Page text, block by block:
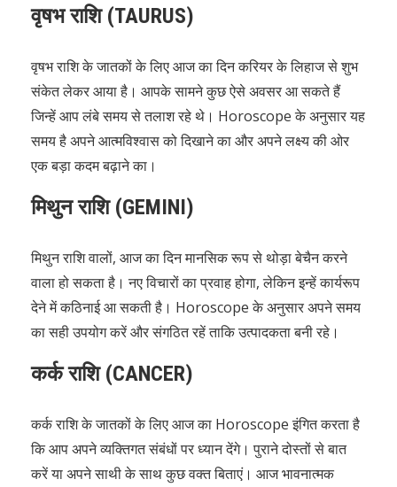
वृषभ राशि (TAURUS)
वृषभ राशि के जातकों के लिए आज का दिन करियर के लिहाज से शुभ
संकेत लेकर आया है। आपके सामने कुछ ऐसे अवसर आ सकते हैं
जिन्हें आप लंबे समय से तलाश रहे थे। Horoscope के अनुसार यह
समय है अपने आत्मविश्वास को दिखाने का और अपने लक्ष्य की ओर
एक बड़ा कदम बढ़ाने का।
मिथुन राशि (GEMINI)
मिथुन राशि वालों, आज का दिन मानसिक रूप से थोड़ा बेचैन करने
वाला हो सकता है। नए विचारों का प्रवाह होगा, लेकिन इन्हें कार्यरूप
देने में कठिनाई आ सकती है। Horoscope के अनुसार अपने समय
का सही उपयोग करें और संगठित रहें ताकि उत्पादकता बनी रहे।
कर्क राशि (CANCER)
कर्क राशि के जातकों के लिए आज का Horoscope इंगित करता है
कि आप अपने व्यक्तिगत संबंधों पर ध्यान देंगे। पुराने दोस्तों से बात
करें या अपने साथी के साथ कुछ वक्त बिताएं। आज भावनात्मक